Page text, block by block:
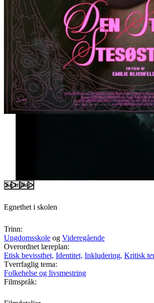
Se trailer
Egnethet i skolen
Trinn:
Ungdomsskole og Videregående
Overordnet læreplan:
Etisk bevissthet, Identitet, Inkludering, Kritisk
Tverrfaglig tema:
Folkehelse og livsmestring
Filmspråk: